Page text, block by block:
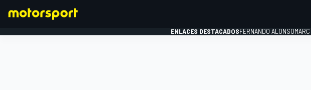
ENLACES DESTACADOSFERNANDO ALONSO